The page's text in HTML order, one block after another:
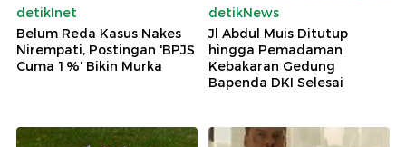
detikInet
Belum Reda Kasus Nakes
Nirempati, Postingan 'BPJS
Cuma 1%' Bikin Murka
detikNews
Jl Abdul Muis Ditutup
hingga Pemadaman
Kebakaran Gedung
Bapenda DKI Selesai